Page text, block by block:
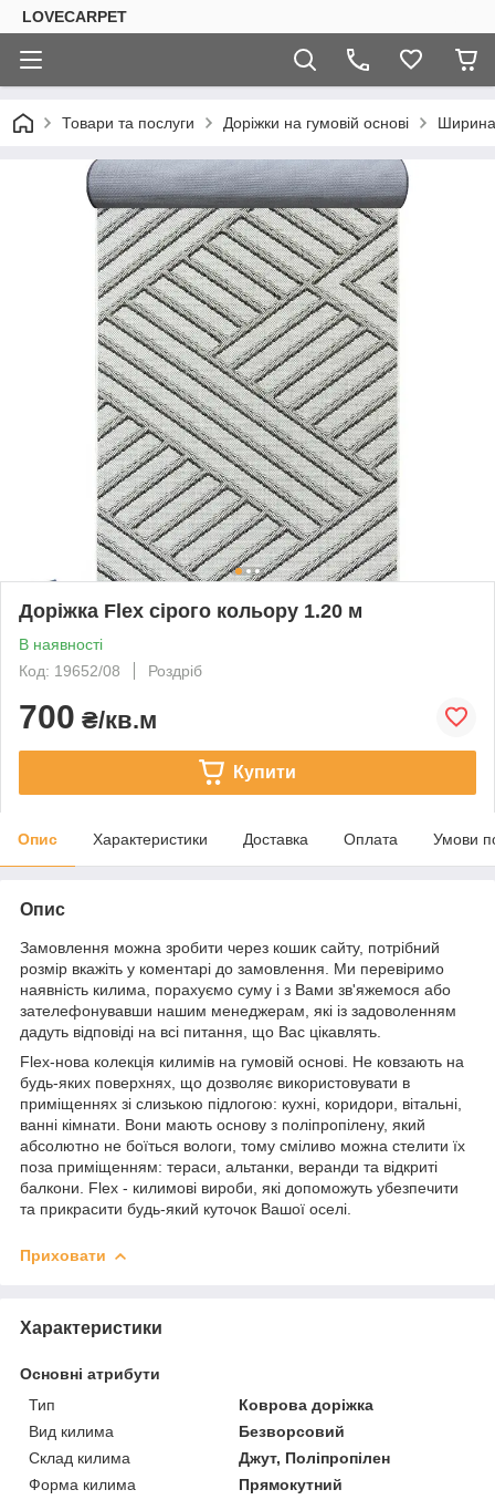
LOVECARPET
Товари та послуги Доріжки на гумовій основі
Доріжка Flex сірого кольору 1.20 м
В наявності
Код: 19652/08
Роздріб
700 ₴/кв.м
Купити
Опис Характеристики Доставка Оплата Умови
Опис
Замовлення можна зробити через кошик сайту, потрібний
розмір вкажіть у коментарі до замовлення. Ми перевіримо
наявність килима, порахуємо суму і з Вами зв'яжемося або
зателефонувавши нашим менеджерам, які із задоволенням
дадуть відповіді на всі питання, що Вас цікавлять.
Flex-нова колекція килимів на гумовій основі. Не ковзають на
будь-яких поверхнях, що дозволяє використовувати в
приміщеннях зі слизькою підлогою: кухні, коридори, вітальні,
ванні кімнати. Вони мають основу з поліпропілену, який
абсолютно не боїться вологи, тому сміливо можна стелити їх
поза приміщенням: тераси, альтанки, веранди та відкриті
балкони. Flex - килимові вироби, які допоможуть убезпечити
та прикрасити будь-який куточок Вашої оселі.
Приховати
Характеристики
Основні атрибути
Тип
Коврова доріжка
Вид килима
Безворсовий
Склад килима
Джут, Поліпропілен
Форма килима
Прямокутний